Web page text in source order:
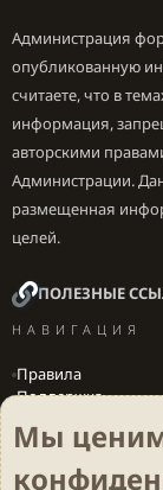
Администрация
опубликованную
считаете, что в
информация,
авторскими
Администрации.
размещенная
целей.
ПОЛЕЗНЫЕ
НАВИГАЦИЯ
Правила
Поддержка
Локализация игр
Мы